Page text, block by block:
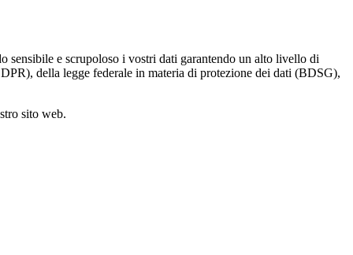
sensibile e scrupoloso i vostri dati garantendo un alto livello di
della legge federale in materia di protezione dei dati (BDSG),
sito web.